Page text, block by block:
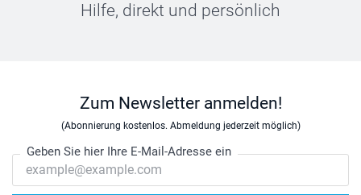
Hilfe, direkt und persönlich
Zum Newsletter anmelden!
(Abonnierung kostenlos. Abmeldung jederzeit möglich)
Geben Sie hier Ihre E-Mail-Adresse ein